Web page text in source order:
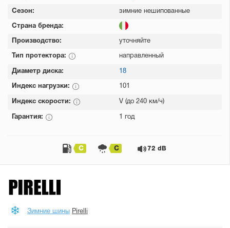
Сезон: зимние нешипованные
Страна бренда:
Производство: уточняйте
Тип протектора: направленный
Диаметр диска: 18
Индекс нагрузки: 101
Индекс скорости: V (до 240 км/ч)
Гарантия: 1 год
C C 72 dB
Зимние шины Pirelli